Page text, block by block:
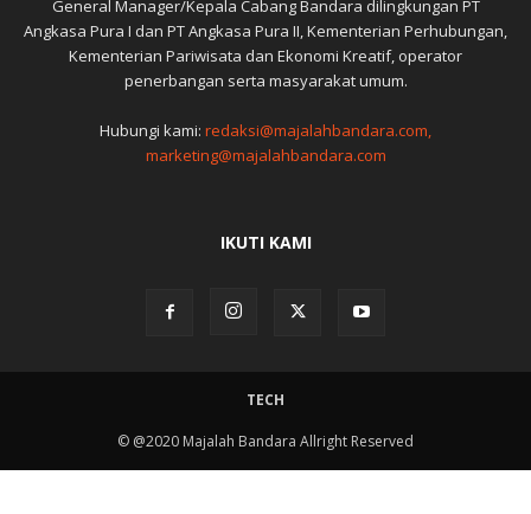
General Manager/Kepala Cabang Bandara dilingkungan PT
Angkasa Pura I dan PT Angkasa Pura II, Kementerian Perhubungan,
Kementerian Pariwisata dan Ekonomi Kreatif, operator
penerbangan serta masyarakat umum.
Hubungi kami: redaksi@majalahbandara.com,
marketing@majalahbandara.com
IKUTI KAMI
TECH
© @2020 Majalah Bandara Allright Reserved